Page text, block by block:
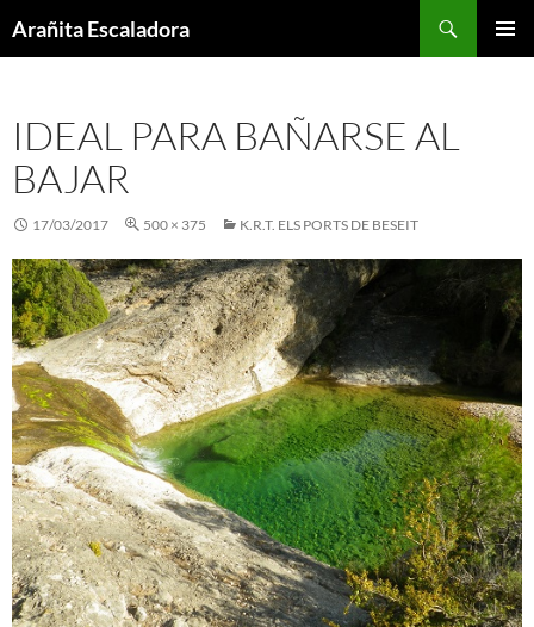
toArañita Escaladora
IDEAL PARA BAÑARSE AL
BAJAR
17/03/2017 500 × 375 K.R.T. ELS PORTS DE BESEIT